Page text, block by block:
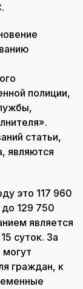
полиции,
статьи,
являются
это 117 960
до 129 750
является
суток. За
граждан, к